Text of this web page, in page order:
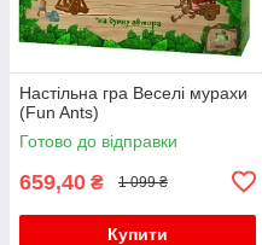
Настільна гра Веселі мурахи
(Fun Ants)
Готово до відправки
659,40 ₴ 1 099 ₴
Купити